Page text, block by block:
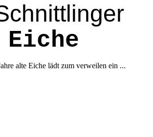
Eiche
alte Eiche lädt zum verweilen ein ...